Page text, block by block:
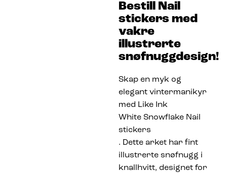
Bestill Nail
stickers med
vakre
illustrerte
snøfnuggdesign!
Skap en myk og
elegant vintermanikyr
med Like Ink
White Snowflake Nail
stickers
. Dette arket har fint
illustrerte snøfnugg i
knallhvitt, designet for